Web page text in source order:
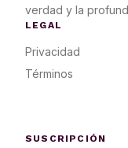
verdad y la
LEGAL
Privacidad
Términos
SUSCRIPCIÓN